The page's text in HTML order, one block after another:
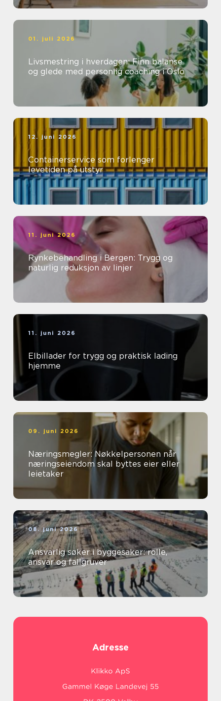
01. juli 2026
Livsmestring i hverdagen: Finn balanse
og glede med personlig coaching i Oslo
12. juni 2026
Containerservice som forlenger
levetiden på utstyr
11. juni 2026
Rynkebehandling i Bergen: Trygg og
naturlig reduksjon av linjer
11. juni 2026
Elbillader for trygg og praktisk lading
hjemme
09. juni 2026
Næringsmegler: Nøkkelpersonen når
næringseiendom skal byttes eier eller
leietaker
08. juni 2026
Ansvarlig søker i byggesaker: rolle,
ansvar og fallgruver
Adresse